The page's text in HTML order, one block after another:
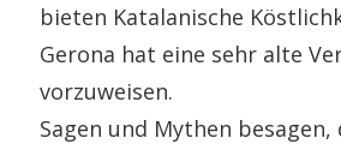
bieten Katalanische
Gerona hat eine sehr alte
vorzuweisen.
Sagen und Mythen